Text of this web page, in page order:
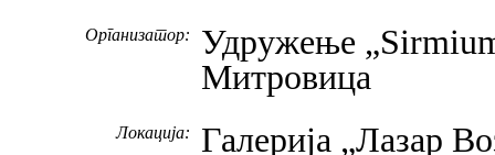
Организатор:
Удружење
Митровица
Локација:
Галерија „Лазар